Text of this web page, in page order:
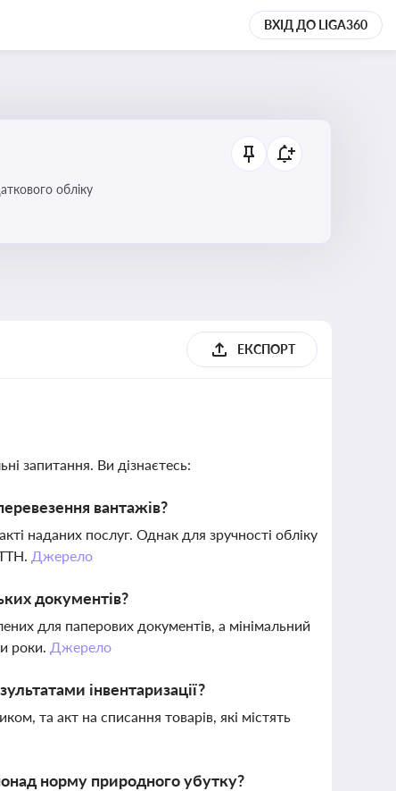
ВХІД ДО LIGA360
обліку
ЕКСПОРТ
запитання. Ви дізнаєтесь:
вантажів?
наданих послуг. Однак для зручності обліку
Джерело
документів?
для паперових документів, а мінімальний
роки. Джерело
інвентаризації?
та акт на списання товарів, які містять
норму природного убутку?